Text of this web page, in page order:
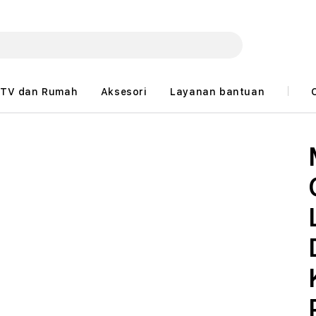
TV dan Rumah Aksesori Layanan bantuan